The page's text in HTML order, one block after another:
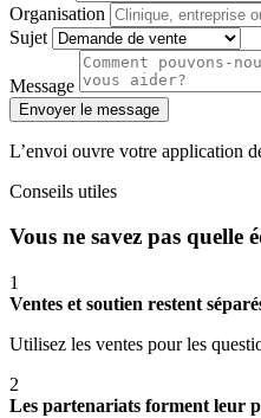
Organisation
Sujet
Message
Envoyer le message
L’envoi ouvre votre application
Conseils utiles
Vous ne savez pas
1
Ventes et soutien restent
Utilisez les ventes pour les
2
Les partenariats forment leur